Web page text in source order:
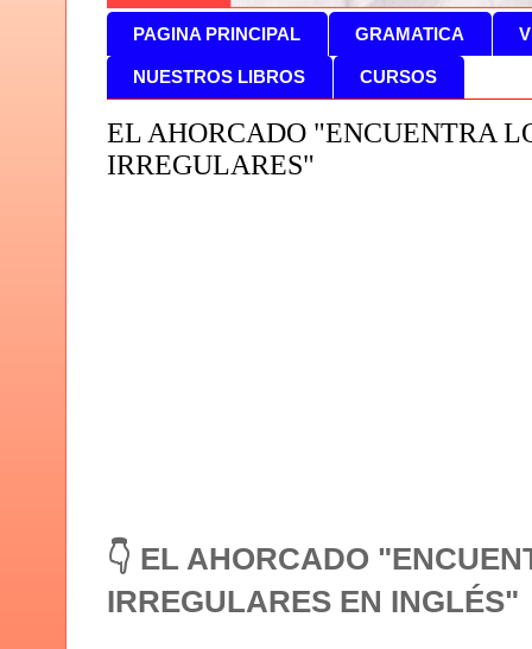
PAGINA PRINCIPAL GRAMATICA
NUESTROS LIBROS CURSOS
EL AHORCADO "ENCUENTRA
IRREGULARES"
👇 EL AHORCADO
IRREGULARES EN INGLÉS"